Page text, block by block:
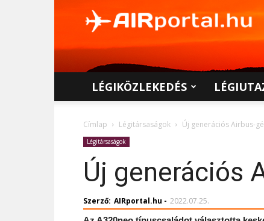
LÉGIKÖZLEKEDÉS
Címlap Légitársaságok Új generációs Airbus-
Légitársaságok
Új generációs
Szerző: AIRportal.hu - 2022.07.25.